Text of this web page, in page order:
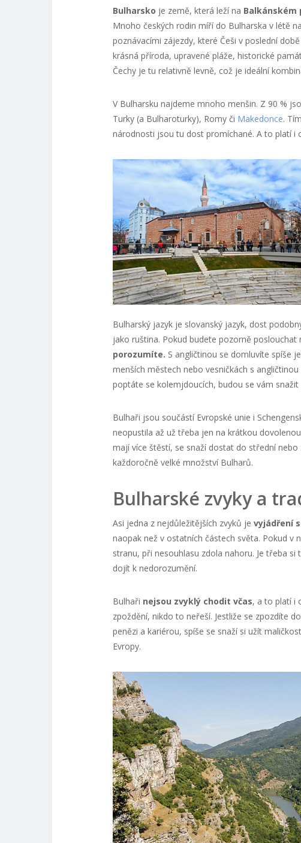
Bulharsko je země, která leží na Balkánském
Mnoho českých rodin míří do Bulharska v létě
poznávacími zájezdy, které Češi v poslední
krásná příroda, upravené pláže, historické
Čechy je tu relativně levně, což je ideální
V Bulharsku najdeme mnoho menšin. Z 90 %
Turky (a Bulharoturky), Romy či Makedonce.
národnosti jsou tu dost promíchané. A to platí i
Bulharský jazyk je slovanský jazyk, dost
jako ruština. Pokud budete pozorně
porozumíte. S angličtinou se domluvíte spíše
menších městech nebo vesničkách s
poptáte se kolemjdoucích, budou se vám
Bulhaři jsou součástí Evropské unie i
neopustila až už třeba jen na krátkou
mají více štěstí, se snaží dostat do střední
každoročně velké množství Bulharů.
Bulharské zvyky a
Asi jedna z nejdůležitějších zvyků je vyjádření
naopak než v ostatních částech světa. Pokud v
stranu, při nesouhlasu zdola nahoru. Je třeba
dojít k nedorozumění.
Bulhaři nejsou zvyklý chodit včas, a to platí i
zpoždění, nikdo to neřeší. Jestliže se zpozdíte
penězi a kariérou, spíše se snaží si užít
Evropy.